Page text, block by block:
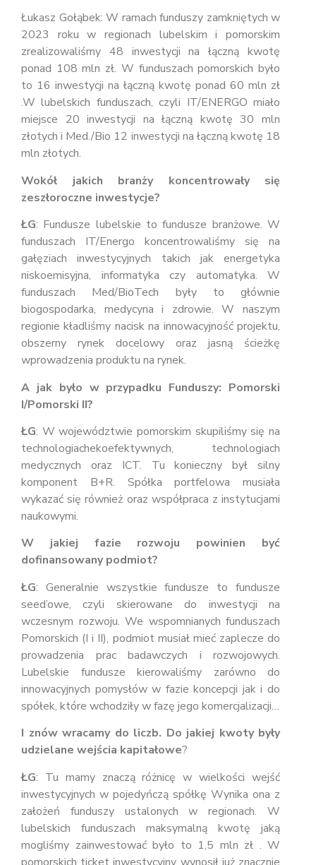
Łukasz Gołąbek: W ramach funduszy zamkniętych w
2023 roku w regionach lubelskim i pomorskim
zrealizowaliśmy 48 inwestycji na łączną kwotę
ponad 108 mln zł. W funduszach pomorskich było
to 16 inwestycji na łączną kwotę ponad 60 mln zł
.W lubelskich funduszach, czyli IT/ENERGO miało
miejsce 20 inwestycji na łączną kwotę 30 mln
złotych i Med./Bio 12 inwestycji na łączną kwotę 18
mln złotych.
Wokół jakich branży koncentrowały się
zeszłoroczne inwestycje?
ŁG: Fundusze lubelskie to fundusze branżowe. W
funduszach IT/Energo koncentrowaliśmy się na
gałęziach inwestycyjnych takich jak energetyka
niskoemisyjna, informatyka czy automatyka. W
funduszach Med/BioTech były to głównie
biogospodarka, medycyna i zdrowie. W naszym
regionie kładliśmy nacisk na innowacyjność projektu,
obszerny rynek docelowy oraz jasną ścieżkę
wprowadzenia produktu na rynek.
A jak było w przypadku Funduszy: Pomorski
I/Pomorski II?
ŁG: W województwie pomorskim skupiliśmy się na
technologiachekoefektywnych, technologiach
medycznych oraz ICT. Tu konieczny był silny
komponent B+R. Spółka portfelowa musiała
wykazać się również oraz współpraca z instytucjami
naukowymi.
W jakiej fazie rozwoju powinien być
dofinansowany podmiot?
ŁG: Generalnie wszystkie fundusze to fundusze
seed’owe, czyli skierowane do inwestycji na
wczesnym rozwoju. We wspomnianych funduszach
Pomorskich (I i II), podmiot musiał mieć zaplecze do
prowadzenia prac badawczych i rozwojowych.
Lubelskie fundusze kierowaliśmy zarówno do
innowacyjnych pomysłów w fazie koncepcji jak i do
spółek, które wchodziły w fazę jego komercjalizacji…
I znów wracamy do liczb. Do jakiej kwoty były
udzielane wejścia kapitałowe?
ŁG: Tu mamy znaczą różnicę w wielkości wejść
inwestycyjnych w pojedyńczą spółkę Wynika ona z
założeń funduszy ustalonych w regionach. W
lubelskich funduszach maksymalną kwotę jaką
mogliśmy zainwestować było to 1,5 mln zł . W
pomorskich ticket inwestycyjny wynosił już znacznie